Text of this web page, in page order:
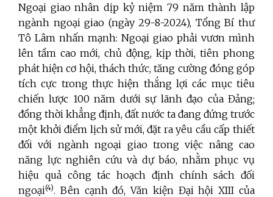
Ngoại giao nhân dịp kỷ niệm 79 năm thành lập
ngành ngoại giao (ngày 29-8-2024), Tổng Bí thư
Tô Lâm nhấn mạnh: Ngoại giao phải vươn mình
lên tầm cao mới, chủ động, kịp thời, tiên phong
phát hiện cơ hội, thách thức, tăng cường đóng góp
tích cực trong thực hiện thắng lợi các mục tiêu
chiến lược 100 năm dưới sự lãnh đạo của Đảng;
đồng thời khẳng định, đất nước ta đang đứng trước
một khởi điểm lịch sử mới, đặt ra yêu cầu cấp thiết
đối với ngành ngoại giao trong việc nâng cao
năng lực nghiên cứu và dự báo, nhằm phục vụ
hiệu quả công tác hoạch định chính sách đối
ngoại(4). Bên cạnh đó, Văn kiện Đại hội XIII của